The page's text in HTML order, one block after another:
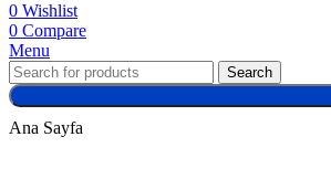
0 Wishlist
0 Compare
Menu
Search
Ana Sayfa